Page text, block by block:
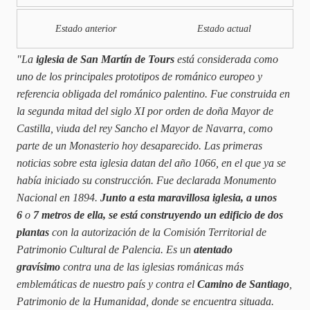
Estado anterior Estado actual
"La iglesia de San Martín de Tours está considerada como
uno de los principales prototipos de románico europeo y
referencia obligada del románico palentino. Fue construida en
la segunda mitad del siglo XI por orden de doña Mayor de
Castilla, viuda del rey Sancho el Mayor de Navarra, como
parte de un Monasterio hoy desaparecido. Las primeras
noticias sobre esta iglesia datan del año 1066, en el que ya se
había iniciado su construcción. Fue declarada Monumento
Nacional en 1894. Junto a esta maravillosa iglesia, a unos
6 o 7 metros de ella, se está construyendo un edificio de dos
plantas con la autorización de la Comisión Territorial de
Patrimonio Cultural de Palencia. Es un atentado
gravísimo contra una de las iglesias románicas más
emblemáticas de nuestro país y contra el Camino de Santiago
Patrimonio de la Humanidad, donde se encuentra situada.